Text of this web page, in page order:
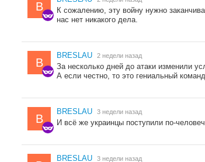
B
К сожалению, эту войну нужно
нас нет никакого дела.
B
BRESLAU 2 недели назад
За несколько дней до атаки изменили
А если честно, то это гениальный
B
BRESLAU 3 недели назад
И всё же украинцы поступили по-
BRESLAU 3 недели назад